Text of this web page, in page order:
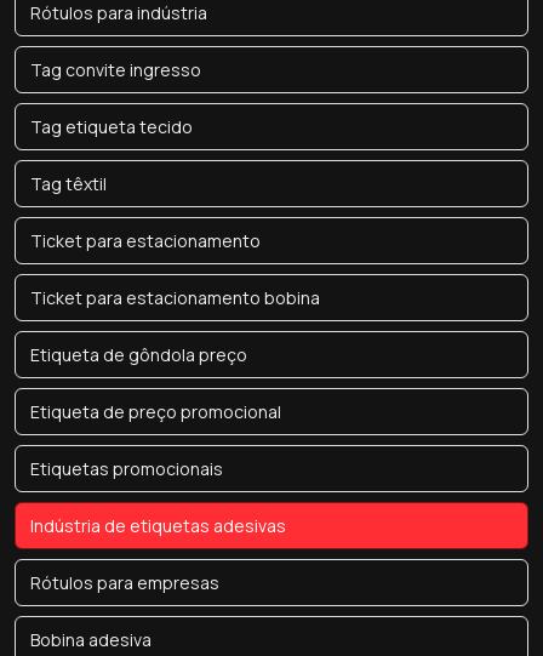
Rótulos para indústria
Tag convite ingresso
Tag etiqueta tecido
Tag têxtil
Ticket para estacionamento
Ticket para estacionamento bobina
Etiqueta de gôndola preço
Etiqueta de preço promocional
Etiquetas promocionais
Indústria de etiquetas adesivas
Rótulos para empresas
Bobina adesiva